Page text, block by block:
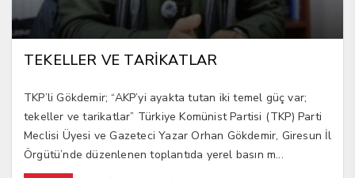
TEKELLER VE TARİKATLAR
TKP’li Gökdemir; “AKP’yi ayakta tutan iki temel güç var;
tekeller ve tarikatlar” Türkiye Komünist Partisi (TKP) Parti
Meclisi Üyesi ve Gazeteci Yazar Orhan Gökdemir, Giresun İl
Örgütü’nde düzenlenen toplantıda yerel basın m...